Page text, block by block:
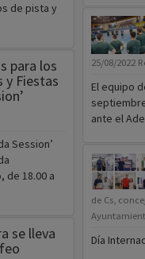
de pista y
para los
y Fiestas
Session’
de 18.00 a
se lleva
25/08/2022
El equipo
ante el
de Cs,
Día